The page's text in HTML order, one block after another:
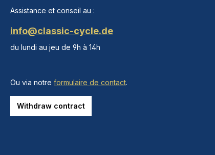
Assistance et conseil au :
info@classic-cycle.de
du lundi au jeu de 9h à 14h
Ou via notre formulaire de contact.
Withdraw contract